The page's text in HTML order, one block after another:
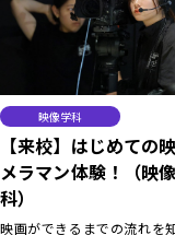
映像学科
【来校】はじめての
メラマン体験！（映
科）
映画ができるまでの流れを